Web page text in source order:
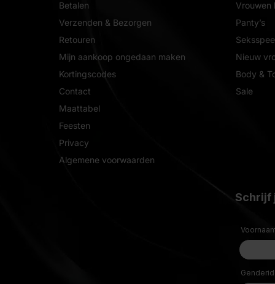
Betalen
Verzenden & Bezorgen
Retouren
Mijn aankoop ongedaan maken
Kortingscodes
Contact
Maattabel
Feesten
Privacy
Algemene voorwaarden
Vrouwen
Panty’s
Nieuw
Body &
Sale